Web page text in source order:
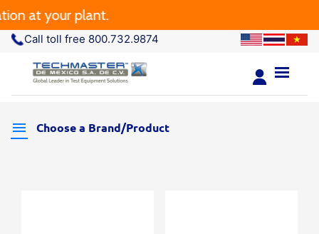
at your plant.
Call toll free 800.732.9874
Choose a Brand/Product